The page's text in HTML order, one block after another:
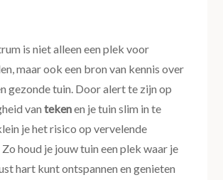
is niet alleen een plek voor
maar ook een bron van kennis over
gezonde tuin. Door alert te zijn op
vantekenen je tuin slim in te
je het risico op vervelende
houd je jouw tuin een plek waar je
hart kunt ontspannen en genieten